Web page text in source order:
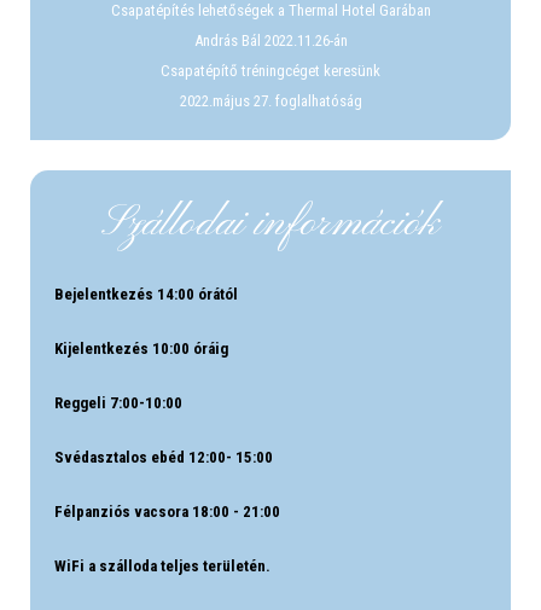
Csapatépítés lehetőségek a Thermal Hotel Garában
András Bál 2022.11.26-án
Csapatépítő tréningcéget keresünk
2022.május 27. foglalhatóság
Szállodai információk
Bejelentkezés 14:00 órától
Kijelentkezés 10:00 óráig
Reggeli 7:00-10:00
Svédasztalos ebéd 12:00- 15:00
Félpanziós vacsora 18:00 - 21:00
WiFi a szálloda teljes területén.